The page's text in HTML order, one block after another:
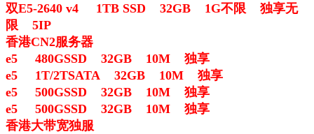
双E5-2640 v4 1TB SSD 32GB 1G不限 独享无
限 5IP
香港CN2服务器
e5 480GSSD 32GB 10M 独享
e5 1T/2TSATA 32GB 10M 独享
e5 500GSSD 32GB 10M 独享
e5 500GSSD 32GB 10M 独享
香港大带宽独服